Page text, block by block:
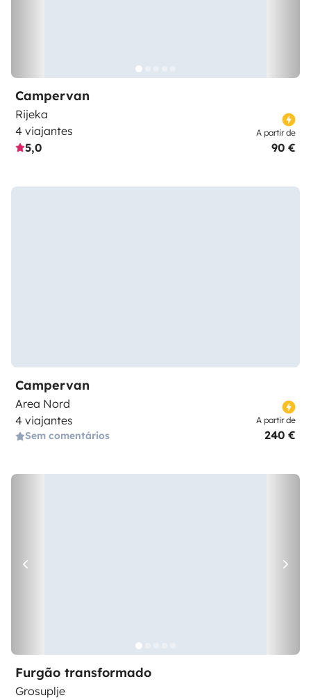
Campervan
Rijeka
4 viajantes
5,0
A partir de
90 €
Campervan
Area Nord
4 viajantes
Sem comentários
A partir de
240 €
Furgão transformado
Grosuplje